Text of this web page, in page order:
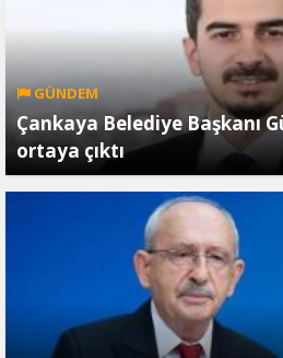
GÜNDEM
Çankaya Belediye Başkanı
ortaya çıktı